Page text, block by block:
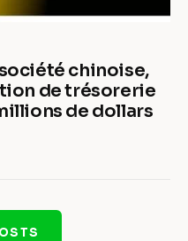
chinoise,
de trésorerie
de dollars